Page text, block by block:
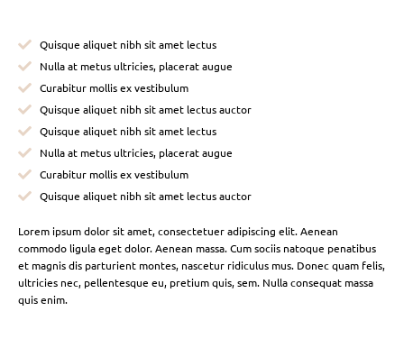
Quisque aliquet nibh sit amet lectus
Nulla at metus ultricies, placerat augue
Curabitur mollis ex vestibulum
Quisque aliquet nibh sit amet lectus auctor
Quisque aliquet nibh sit amet lectus
Nulla at metus ultricies, placerat augue
Curabitur mollis ex vestibulum
Quisque aliquet nibh sit amet lectus auctor
Lorem ipsum dolor sit amet, consectetuer adipiscing elit. Aenean
commodo ligula eget dolor. Aenean massa. Cum sociis natoque penatibus
et magnis dis parturient montes, nascetur ridiculus mus. Donec quam felis,
ultricies nec, pellentesque eu, pretium quis, sem. Nulla consequat massa
quis enim.